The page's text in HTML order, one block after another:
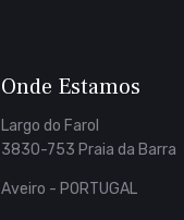
Onde Estamos
Largo do Farol
3830-753 Praia da Barra
Aveiro - PORTUGAL